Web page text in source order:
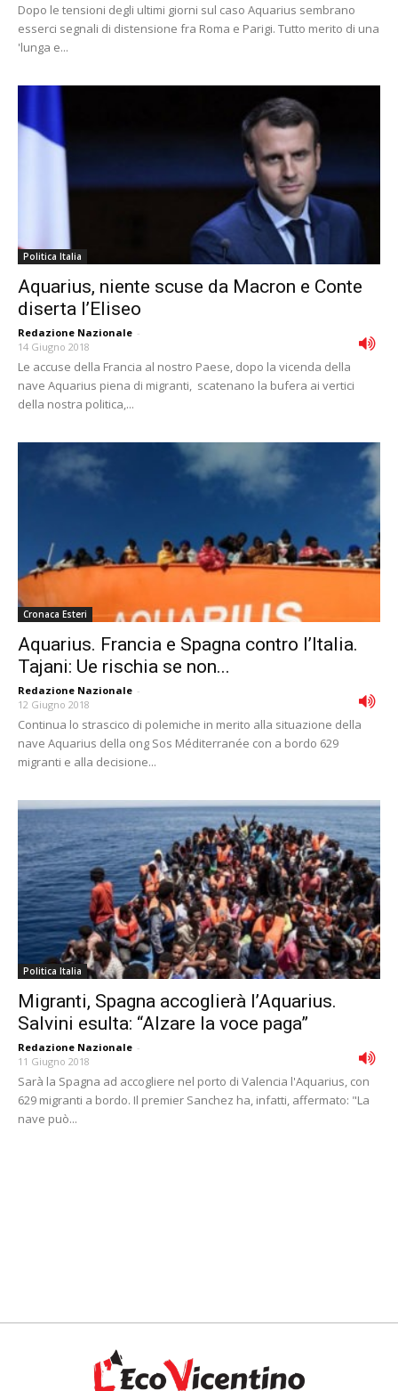
Dopo le tensioni degli ultimi giorni sul caso Aquarius sembrano
esserci segnali di distensione fra Roma e Parigi. Tutto merito di una
'lunga e...
Politica Italia
Aquarius, niente scuse da Macron e Conte
diserta l’Eliseo
Redazione Nazionale -
14 Giugno 2018
Le accuse della Francia al nostro Paese, dopo la vicenda della
nave Aquarius piena di migranti, scatenano la bufera ai vertici
della nostra politica,...
Cronaca Esteri
Aquarius. Francia e Spagna contro l’Italia.
Tajani: Ue rischia se non...
Redazione Nazionale -
12 Giugno 2018
Continua lo strascico di polemiche in merito alla situazione della
nave Aquarius della ong Sos Méditerranée con a bordo 629
migranti e alla decisione...
Politica Italia
Migranti, Spagna accoglierà lʼAquarius.
Salvini esulta: “Alzare la voce paga”
Redazione Nazionale -
11 Giugno 2018
Sarà la Spagna ad accogliere nel porto di Valencia l'Aquarius, con
629 migranti a bordo. Il premier Sanchez ha, infatti, affermato: "La
nave può...